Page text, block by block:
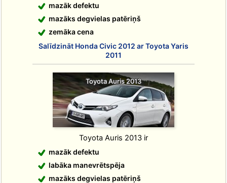
mazāk defektu
mazāks degvielas patēriņš
zemāka cena
Salīdzināt Honda Civic 2012 ar Toyota Yaris
2011
Toyota Auris 2013
Toyota Auris 2013 ir
mazāk defektu
labāka manevrētspēja
mazāks degvielas patēriņš